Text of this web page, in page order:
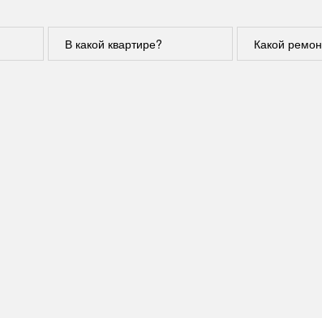
В какой квартире? Какой